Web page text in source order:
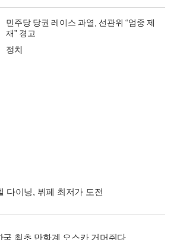
민주당 당권 레이스 과열, 선관위 “엄중 제
재” 경고
정치
다이닝, 뷔페 최저가 도전
국 최초 만화계 오스카 거머쥐다